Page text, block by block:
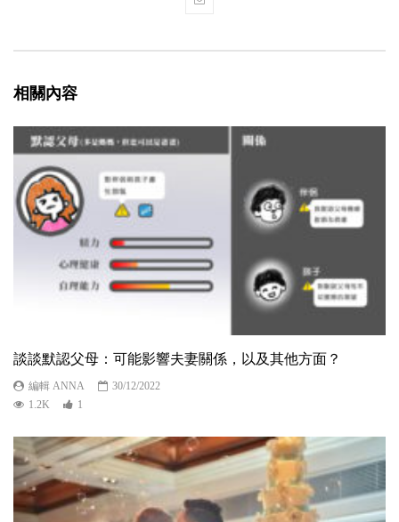
相關內容
談談默認父母：可能影響夫妻關係，以及其他方面？
編輯 ANNA
30/12/2022
1.2K
1